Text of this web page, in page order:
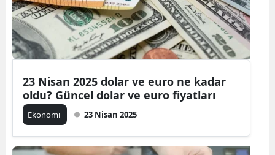
23 Nisan 2025 dolar ve euro ne kadar
oldu? Güncel dolar ve euro fiyatları
Ekonomi 23 Nisan 2025